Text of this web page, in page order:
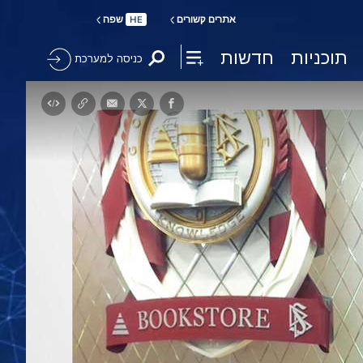
אתרים קשורים HE שפה
תוכניות חדשות כניסה למערכת